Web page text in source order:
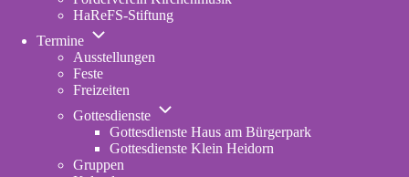
HaReFS-Stiftung
Termine
Unternavigation
Termine
Ausstellungen
Feste
Freizeiten
Gottesdienste
Unternavigation
Gottesdienste
Gottesdienste Haus am Bürgerpark
Gottesdienste Klein Heidorn
Gruppen